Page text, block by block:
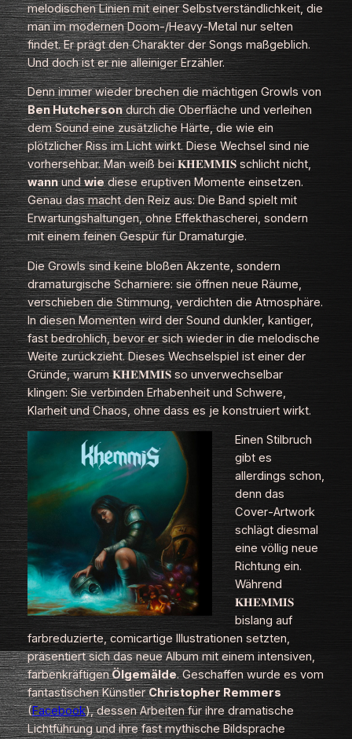
melodischen Linien mit einer Selbstverständlichkeit, die
man im modernen Doom‑/Heavy‑Metal nur selten
findet. Er prägt den Charakter der Songs maßgeblich.
Und doch ist er nie alleiniger Erzähler.
Denn immer wieder brechen die mächtigen Growls von
Ben Hutchersondurch die Oberfläche und verleihen
dem Sound eine zusätzliche Härte, die wie ein
plötzlicher Riss im Licht wirkt. Diese Wechsel sind nie
vorhersehbar. Man weiß bei 𝐊𝐇𝐄𝐌𝐌𝐈𝐒 schlicht nicht,
wannundwiediese eruptiven Momente einsetzen.
Genau das macht den Reiz aus: Die Band spielt mit
Erwartungshaltungen, ohne Effekthascherei, sondern
mit einem feinen Gespür für Dramaturgie.
Die Growls sind keine bloßen Akzente, sondern
dramaturgische Scharniere: sie öffnen neue Räume,
verschieben die Stimmung, verdichten die Atmosphäre.
In diesen Momenten wird der Sound dunkler, kantiger,
fast bedrohlich, bevor er sich wieder in die melodische
Weite zurückzieht. Dieses Wechselspiel ist einer der
Gründe, warum 𝐊𝐇𝐄𝐌𝐌𝐈𝐒 so unverwechselbar
klingen: Sie verbinden Erhabenheit und Schwere,
Klarheit und Chaos, ohne dass es je konstruiert wirkt.
Einen Stilbruch
gibt es
allerdings schon,
denn das
Cover‑Artwork
schlägt diesmal
eine völlig neue
Richtung ein.
Während
𝐊𝐇𝐄𝐌𝐌𝐈𝐒
bislang auf
farbreduzierte, comicartige Illustrationen setzten,
präsentiert sich das neue Album mit einem intensiven,
farbenkräftigenÖlgemälde. Geschaffen wurde es vom
fantastischen KünstlerChristopher Remmers
(Facebook), dessen Arbeiten für ihre dramatische
Lichtführung und ihre fast mythische Bildsprache